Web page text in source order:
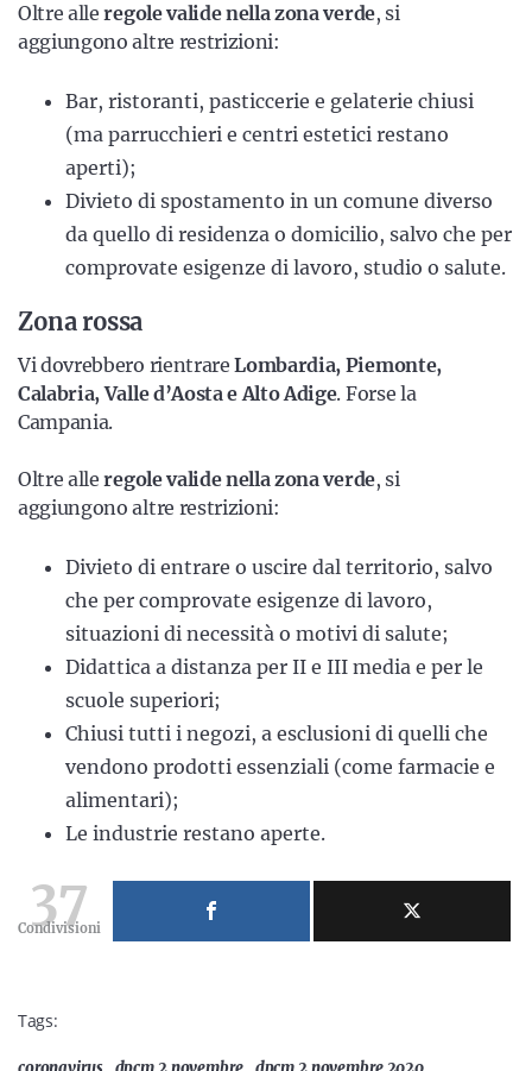
Oltre alleregole valide nella zona verde, si
aggiungono altre restrizioni:
Bar, ristoranti, pasticcerie e gelaterie chiusi
(ma parrucchieri e centri estetici restano
aperti);
Divieto di spostamento in un comune diverso
da quello di residenza o domicilio, salvo che per
comprovate esigenze di lavoro, studio o salute.
Zona rossa
Vi dovrebbero rientrare Lombardia, Piemonte,
Calabria, Valle d’Aosta e Alto Adige. Forse la
Campania.
Oltre alleregole valide nella zona verde, si
aggiungono altre restrizioni:
Divieto di entrare o uscire dal territorio, salvo
che per comprovate esigenze di lavoro,
situazioni di necessità o motivi di salute;
Didattica a distanza per II e III media e per le
scuole superiori;
Chiusi tutti i negozi, a esclusioni di quelli che
vendono prodotti essenziali (come farmacie e
alimentari);
Le industrie restano aperte.
37
Condivisioni
Tags: